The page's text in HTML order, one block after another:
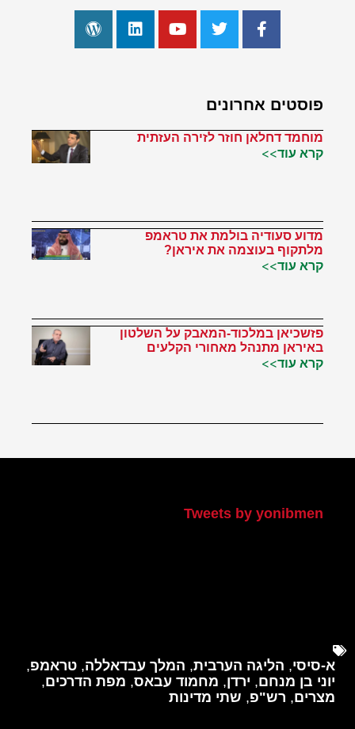
פוסטים אחרונים
מוחמד דחלאן חוזר לזירה העזתית
קרא עוד>>
מדוע סעודיה בולמת את טראמפ
מלתקוף בעוצמה את איראן?
קרא עוד>>
פזשכיאן במלכוד-המאבק על השלטון
באיראן מתנהל מאחורי הקלעים
קרא עוד>>
Tweets by yonibmen
א-סיסי, הליגה הערבית, המלך עבדאללה, טראמפ,
יוני בן מנחם, ירדן, מחמוד עבאס, מפת הדרכים,
מצרים, רש"פ, שתי מדינות